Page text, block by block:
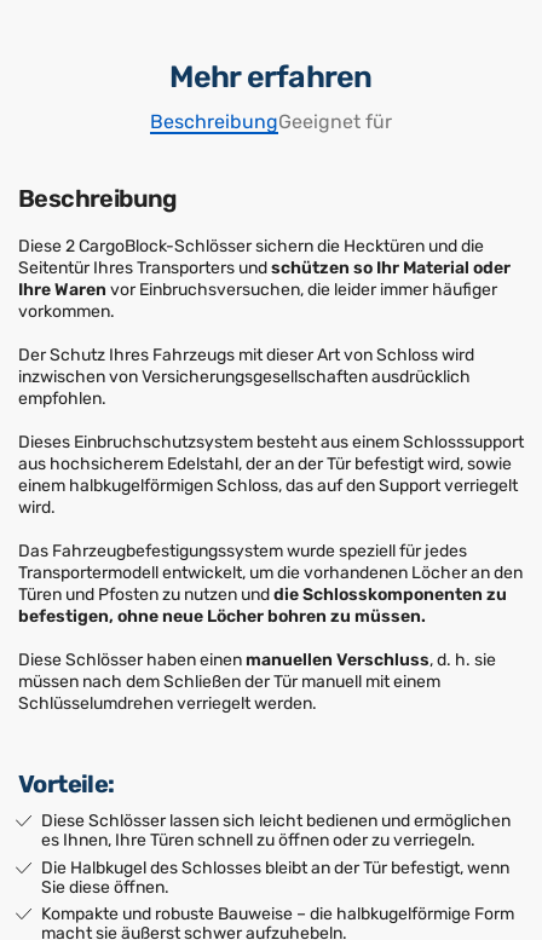
Mehr erfahren
BeschreibungGeeignet für
Beschreibung
Diese 2 CargoBlock-Schlösser sichern die Hecktüren und die
Seitentür Ihres Transporters undschützen so Ihr Material oder
Ihre Waren vor Einbruchsversuchen, die leider immer häufiger
vorkommen.
Der Schutz Ihres Fahrzeugs mit dieser Art von Schloss wird
inzwischen von Versicherungsgesellschaften ausdrücklich
empfohlen.
Dieses Einbruchschutzsystem besteht aus einem Schlosssupport
aus hochsicherem Edelstahl, der an der Tür befestigt wird, sowie
einem halbkugelförmigen Schloss, das auf den Support verriegelt
wird.
Das Fahrzeugbefestigungssystem wurde speziell für jedes
Transportermodell entwickelt, um die vorhandenen Löcher an den
Türen und Pfosten zu nutzen unddie Schlosskomponenten zu
befestigen, ohne neue Löcher bohren zu müssen.
Diese Schlösser haben einenmanuellen Verschluss, d. h. sie
müssen nach dem Schließen der Tür manuell mit einem
Schlüsselumdrehen verriegelt werden.
Vorteile:
Diese Schlösser lassen sich leicht bedienen und ermöglichen
es Ihnen, Ihre Türen schnell zu öffnen oder zu verriegeln.
Die Halbkugel des Schlosses bleibt an der Tür befestigt, wenn
Sie diese öffnen.
Kompakte und robuste Bauweise – die halbkugelförmige Form
macht sie äußerst schwer aufzuhebeln.